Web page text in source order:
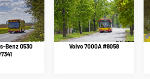
Benz O530
Volvo 7000A #8058